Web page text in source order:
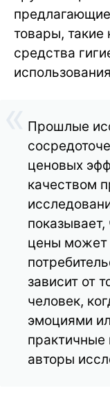
товары,
средства
Прошлые
ценовых
качеством
показывает,
цены может
зависит от
человек,
эмоциями
авторы